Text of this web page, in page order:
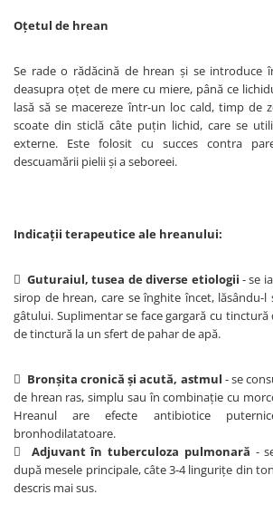
Oţetul de hrean
Se rade o rădăcină de hrean şi se introduce
deasupra oţet de mere cu miere, până ce
lasă să se macereze într-un loc cald, timp de
scoate din sticlă câte puţin lichid, care se
externe. Este folosit cu succes contra
descuamării pielii şi a seboreei.
Indicaţii terapeutice ale hreanului:
 Guturaiul, tusea de diverse etiologii- se
sirop de hrean, care se înghite încet, lăsându-l
gâtului. Suplimentar se face gargară cu
de tinctură la un sfert de pahar de apă.
 Bronşita cronică şi acută, astmul - se
de hrean ras, simplu sau în combinaţie cu
Hreanul are efecte antibiotice
bronhodilatatoare.
 Adjuvant în tuberculoza pulmonară -
după mesele principale, câte 3-4 linguriţe din
descris mai sus.